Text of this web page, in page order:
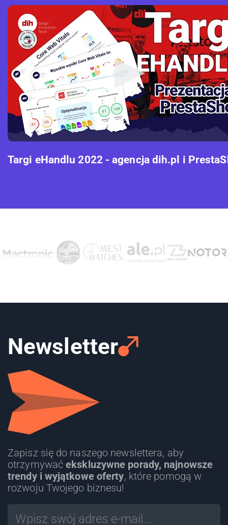
Targi eHandlu 2022 - agencja dih.pl i
Newsletter
Zapisz się do naszego newslettera, aby
otrzymywaćekskluzywne porady, najnowsze
trendy i wyjątkowe oferty, które pomogą w
rozwoju Twojego biznesu!